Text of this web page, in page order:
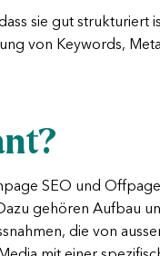
sie gut strukturiert
von Keywords,
SEO und
gehören Aufbau
die von